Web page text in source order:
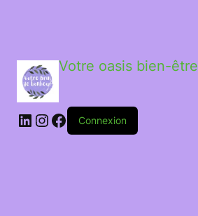
Votre oasis bien-être
LinkedIn
Instagram
Facebook
Connexion